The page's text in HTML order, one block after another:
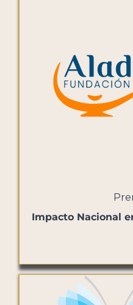
Impacto Nacional